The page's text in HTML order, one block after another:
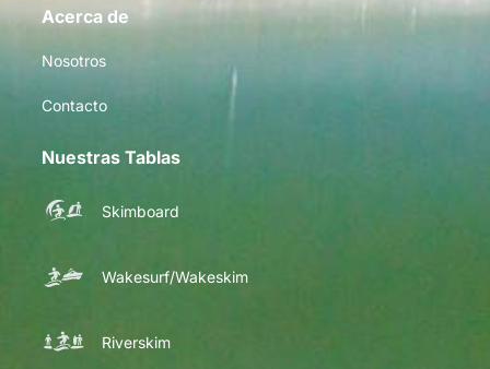
Acerca de
Nosotros
Contacto
Nuestras Tablas
Skimboard
Wakesurf/Wakeskim
Riverskim